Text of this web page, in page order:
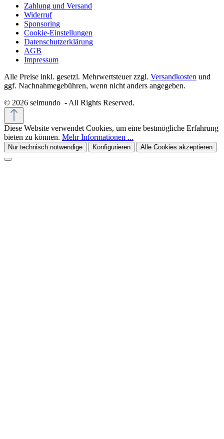
Zahlung und Versand
Widerruf
Sponsoring
Cookie-Einstellungen
Datenschutzerklärung
AGB
Impressum
Alle Preise inkl. gesetzl. Mehrwertsteuer zzgl. Versandkosten und
ggf. Nachnahmegebühren, wenn nicht anders angegeben.
© 2026 selmundo - All Rights Reserved.
Diese Website verwendet Cookies, um eine bestmögliche Erfahrung
bieten zu können. Mehr Informationen ...
Nur technisch notwendige Konfigurieren Alle Cookies akzeptieren